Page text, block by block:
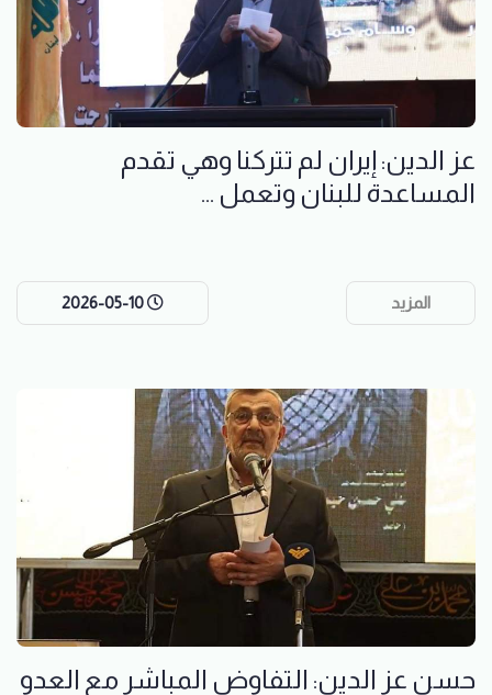
عز الدين: إيران لم تتركنا وهي تقدم
المساعدة للبنان وتعمل ...
المزيد
حسن عز الدين: التفاوض المباشر مع العدو